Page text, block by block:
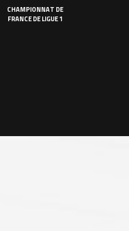
CHAMPIONNAT DE
FRANCE DE LIGUE 1